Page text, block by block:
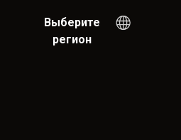
Выберите
регион